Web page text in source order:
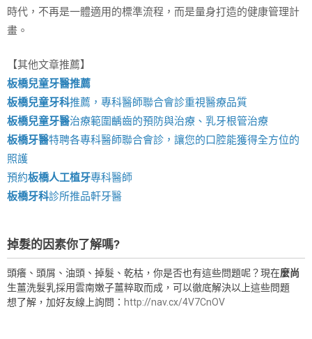
時代，不再是一體適用的標準流程，而是量身打造的健康管理計
畫。
【其他文章推薦】
板橋兒童牙醫推薦
板橋兒童牙科推薦，專科醫師聯合會診重視醫療品質
板橋兒童牙醫治療範圍齲齒的預防與治療、乳牙根管治療
板橋牙醫特聘各專科醫師聯合會診，讓您的口腔能獲得全方位的
照護
預約板橋人工植牙專科醫師
板橋牙科診所推品軒牙醫
掉髮的因素你了解嗎?
頭癢、頭屑、油頭、掉髮、乾枯，你是否也有這些問題呢？現在麼尚
生薑洗髮乳採用雲南嫩子薑粹取而成，可以徹底解決以上這些問題
想了解，加好友線上詢問： http://nav.cx/4V7CnOV